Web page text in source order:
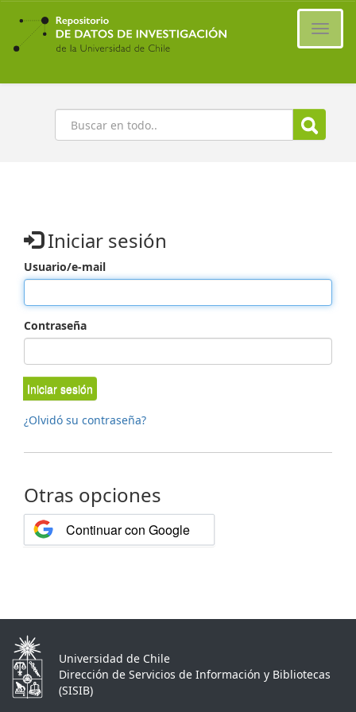
Ir
contenido
principal
Buscar
Iniciar sesión
Usuario/e-mail
Contraseña
Iniciar sesión
¿Olvidó su contraseña?
Otras opciones
Continuar con Google
Universidad de Chile
Dirección de Servicios de Información y Bibliotecas
(SISIB)